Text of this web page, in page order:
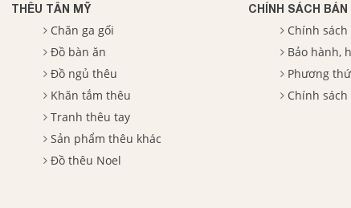
THÊU TÂN MỸ
Chăn ga gối
Đồ bàn ăn
Đồ ngủ thêu
Khăn tắm thêu
Tranh thêu tay
Sản phẩm thêu khác
Đồ thêu Noel
CHÍNH SÁCH BÁN
Chính
Bảo hành,
Phương
Chính